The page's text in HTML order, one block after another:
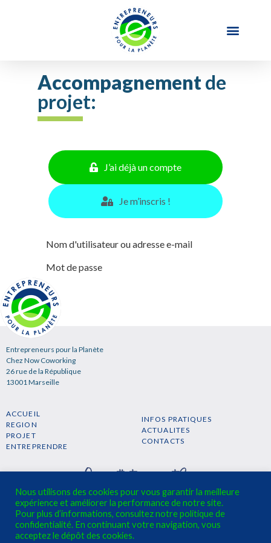
Accompagnementde
projet:
J’ai déjà un compte
Je m’inscris !
Nom d'utilisateur ou adresse e-mail
Mot de passe
Entrepreneurs pour la Planète
Chez Now Coworking
26 rue de la République
13001 Marseille
ACCUEIL
REGION
PROJET
ENTREPRENDRE
INFOS PRATIQUES
ACTUALITES
CONTACTS
S'INSCRIRE A LA NEWSLETTER →
Nous utilisons des cookies pour vous garantir la meilleure
expérience et améliorer la performance de notre site.
Pour plus d’informations, consultez notre politique de
confidentialité. En continuant votre navigation, vous
acceptez le dépôt des cookies.